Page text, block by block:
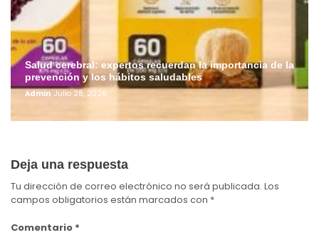
Salud cerebral: expertos recuerdan la importancia de la
prevención y los hábitos saludables
Admin Julio 28, 2026
Deja una respuesta
Tu dirección de correo electrónico no será publicada. Los
campos obligatorios están marcados con *
Comentario *